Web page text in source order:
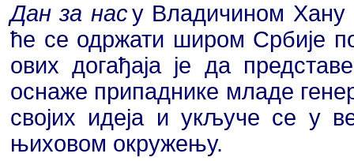
Дан за насу Владичином Хану
ће се одржати широм Србије
ових догађаја је да
оснаже припаднике младе
својих идеја и укључе се у
њиховом окружењу.